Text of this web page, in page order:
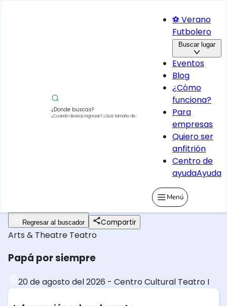
¿Donde buscas?
¿Cuando deseas ingresar?¿Qué tamaño de
⚽ Verano
Futbolero
Buscar lugar
Eventos
Blog
¿Cómo
funciona?
Para
empresas
Quiero ser
anfitrión
Centro de
ayudaAyuda
Menú
Regresar al buscador Compartir
Arts & Theatre Teatro
Papá por siempre
20 de agosto del 2026 - Centro Cultural Teatro I